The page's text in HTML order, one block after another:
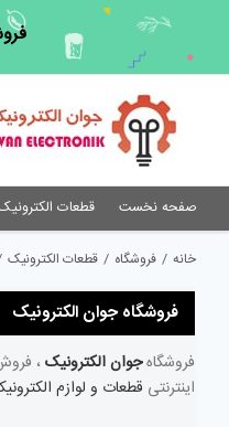
content
صفحه نخست قطعات
خانه / فروشگاه / قطعات الکترونیک
فروشگاه جوان الکترونیک
فروشگاهجوان الکترونیک ،
اینترنتی قطعات و لوازم